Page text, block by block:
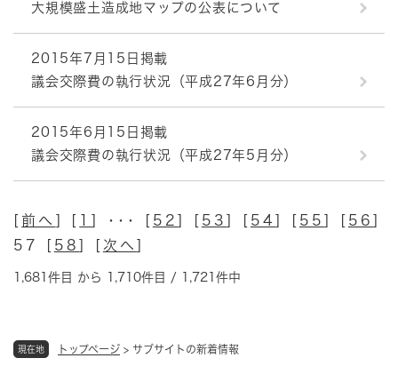
現在地 トップページ > サブサイトの新着情報
大規模盛土造成地マップの公表について
2015年7月15日掲載
議会交際費の執行状況（平成27年6月分）
2015年6月15日掲載
議会交際費の執行状況（平成27年5月分）
前へ 1 ] ･･･ [ 52 53 54 55 56
57 [ 58 次へ
1,681件目 から 1,710件目 / 1,721件中